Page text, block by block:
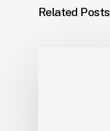
Related Posts